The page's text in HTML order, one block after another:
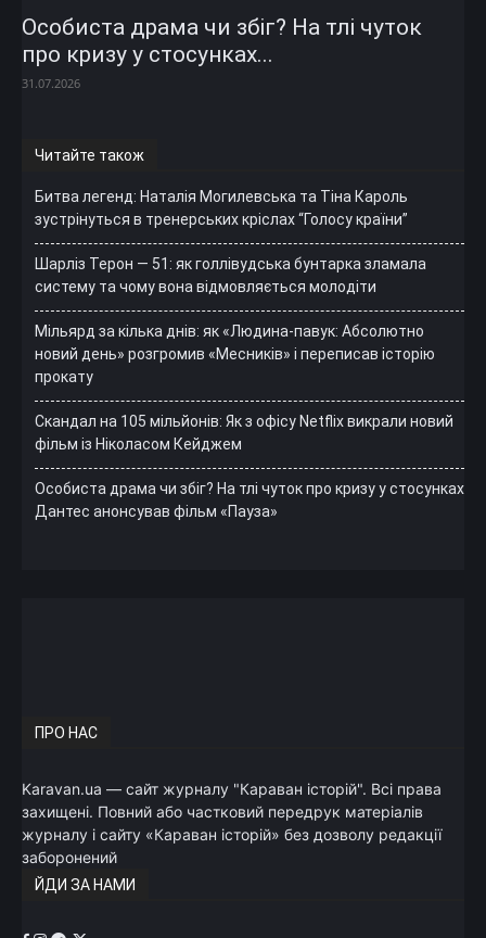
Особиста драма чи збіг? На тлі чуток
про кризу у стосунках...
31.07.2026
Читайте також
Битва легенд: Наталія Могилевська та Тіна Кароль
зустрінуться в тренерських кріслах “Голосу країни”
Шарліз Терон — 51: як голлівудська бунтарка зламала
систему та чому вона відмовляється молодіти
Мільярд за кілька днів: як «Людина-павук: Абсолютно
новий день» розгромив «Месників» і переписав історію
прокату
Скандал на 105 мільйонів: Як з офісу Netflix викрали новий
фільм із Ніколасом Кейджем
Особиста драма чи збіг? На тлі чуток про кризу у стосунках
Дантес анонсував фільм «Пауза»
ПРО НАС
Karavan.ua — сайт журналу "Караван історій". Всі права
захищені. Повний або частковий передрук матеріалів
журналу і сайту «Караван історій» без дозволу редакції
заборонений
ЙДИ ЗА НАМИ